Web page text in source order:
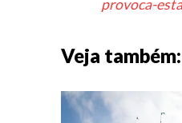
provoca-
Veja também: